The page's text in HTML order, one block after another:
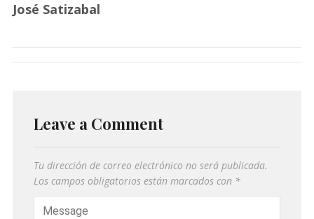
José Satizabal
Leave a Comment
Tu dirección de correo electrónico no será publicada.
Los campos obligatorios están marcados con *